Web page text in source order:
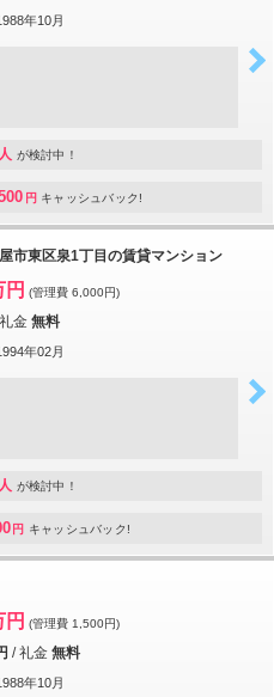
年10月
が検討中！
円 キャッシュバック!
市東区泉1丁目の賃貸マンション
円 (管理費 6,000円)
礼金 無料
年02月
が検討中！
円 キャッシュバック!
円 (管理費 1,500円)
/礼金 無料
年10月